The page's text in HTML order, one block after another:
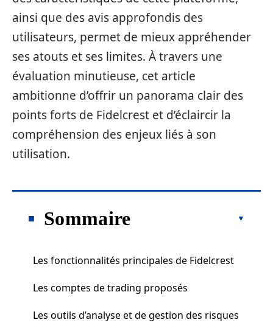
ainsi que des avis approfondis des
utilisateurs, permet de mieux appréhender
ses atouts et ses limites. À travers une
évaluation minutieuse, cet article
ambitionne d’offrir un panorama clair des
points forts de Fidelcrest et d’éclaircir la
compréhension des enjeux liés à son
utilisation.
Sommaire
Les fonctionnalités principales de Fidelcrest
Les comptes de trading proposés
Les outils d’analyse et de gestion des risques